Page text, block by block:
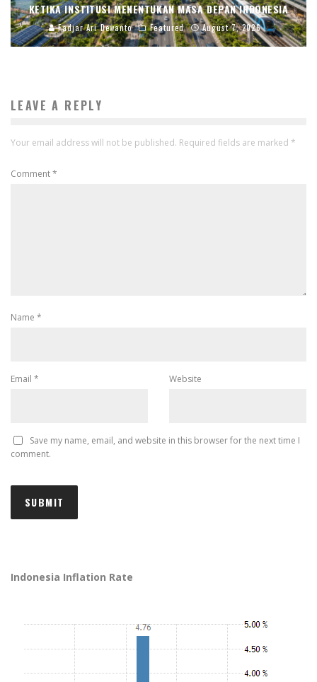
KETIKA INSTITUSI MENENTUKAN MASA DEPAN INDONESIA
Fadjar Ari Dewanto Featured August 7, 2026
LEAVE A REPLY
Your email address will not be published. Required fields are marked *
Comment*
Name *
Email * Website
Save my name, email, and website in this browser for the next time I
comment.
Indonesia Inflation Rate